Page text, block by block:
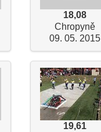
18,08
Chropyně
09. 05. 2015
19,61